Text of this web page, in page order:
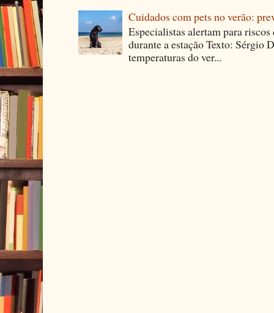
Cuidados com pets no verão:
Especialistas alertam para
durante a estação Texto: Sérgio
temperaturas do ver...